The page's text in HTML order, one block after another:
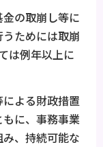
の取崩し等に
ためには取崩
は例年以上に
よる財政措置
に、事務事業
、持続可能な